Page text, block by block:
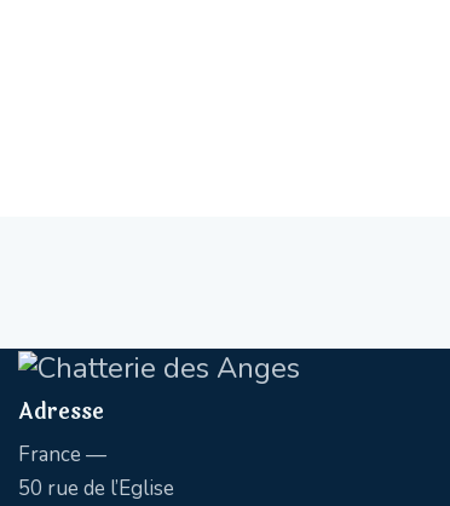
Adresse
France —
50 rue de l’Eglise